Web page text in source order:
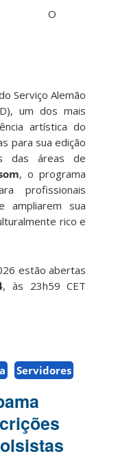
O
Serviço Alemão
um dos mais
artística do
para sua edição
das áreas de
, o programa
profissionais
ampliarem sua
rico e
estão abertas
, às 23h59 CET
Servidores